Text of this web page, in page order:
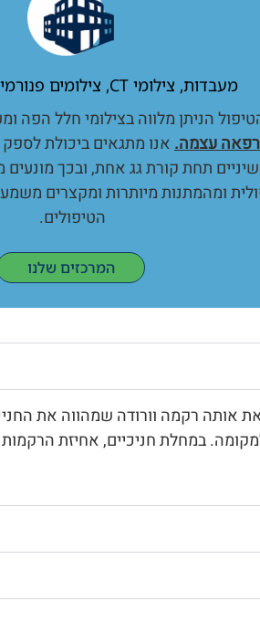
מעבדות, צילומי CT, צילומים פנורמיים IN HOUSE
הניתן מלווה בצילומי חלל הפה
עצמה.אנו מתגאים ביכולת
תחת קורת גג אחת, ובכך
ומהמתנות מיותרות ומקצרים
הטיפולים.
המרכזים שלנו
אותה רקמה וורודה שמהווה את
את השן למקומה. במחלת חניכיים, אחיזת